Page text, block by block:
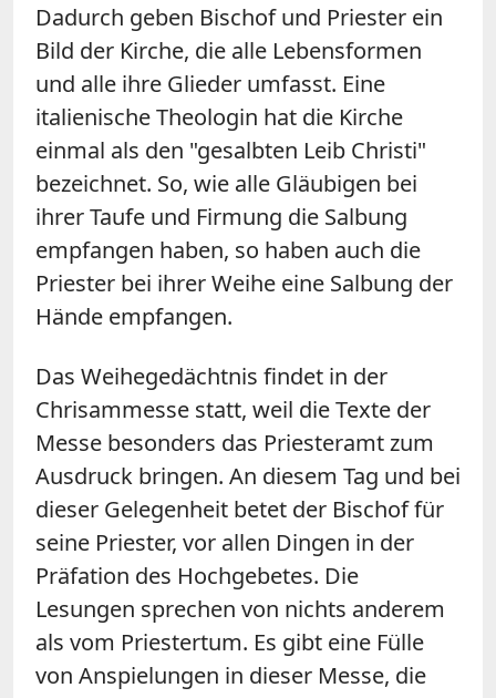
Dadurch geben Bischof und Priester ein
Bild der Kirche, die alle Lebensformen
und alle ihre Glieder umfasst. Eine
italienische Theologin hat die Kirche
einmal als den "gesalbten Leib Christi"
bezeichnet. So, wie alle Gläubigen bei
ihrer Taufe und Firmung die Salbung
empfangen haben, so haben auch die
Priester bei ihrer Weihe eine Salbung der
Hände empfangen.
Das Weihegedächtnis findet in der
Chrisammesse statt, weil die Texte der
Messe besonders das Priesteramt zum
Ausdruck bringen. An diesem Tag und bei
dieser Gelegenheit betet der Bischof für
seine Priester, vor allen Dingen in der
Präfation des Hochgebetes. Die
Lesungen sprechen von nichts anderem
als vom Priestertum. Es gibt eine Fülle
von Anspielungen in dieser Messe, die